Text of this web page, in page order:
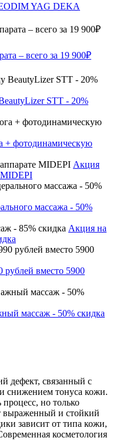
YAG DEKA
– всего за 19 900₽
STT - 20%
+ фотодинамическую
Акция
MIDEPI
массажа - 50%
Акция на
рублей вместо 5900
массаж - 50% скидка
дефект, связанный с
снижением тонуса кожи.
но только
выраженный и стойкий
зависит от типа кожи,
косметология